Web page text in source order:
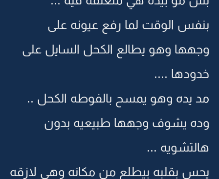
بنفس الوقت لما رفع عيونه على
وجهها وهو يطالع الكحل السايل على
خدودها ....
مد يده وهو يمسح بالفوطه الكحل ..
وده يشوف وجهها طبيعيه بدون
هالتشويه ...
يحس بقلبه بيطلع من مكانه وهي لازقه